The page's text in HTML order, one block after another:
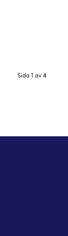
Sida 1 av 4